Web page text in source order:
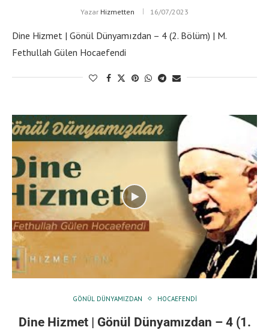
Yazar Hizmetten 16/07/2023
Dine Hizmet | Gönül Dünyamızdan – 4 (2. Bölüm) | M.
Fethullah Gülen Hocaefendi
GÖNÜL DÜNYAMIZDAN HOCAEFENDI
Dine Hizmet | Gönül Dünyamızdan – 4 (1.